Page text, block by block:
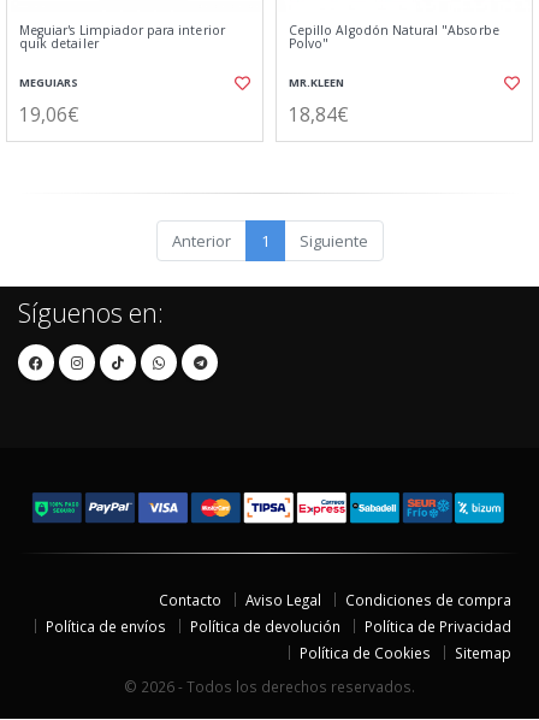
Meguiar's Limpiador para interior
quik detailer
MEGUIARS
19,06€
Cepillo Algodón Natural "Absorbe
Polvo"
MR.KLEEN
18,84€
Anterior 1 Siguiente
Síguenos en:
Contacto Aviso Legal
Condiciones de compra
Política de envíos
Política de devolución
Política de Privacidad
Política de Cookies
Sitemap
© 2026 - Todos los derechos reservados.